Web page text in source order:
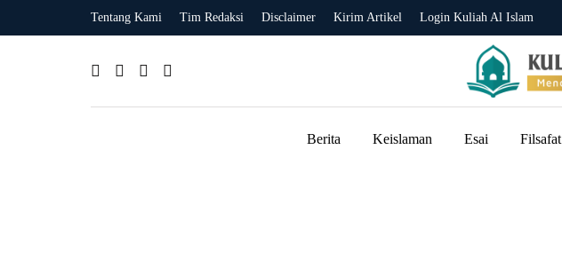
Tentang Kami Tim Redaksi Disclaimer Kirim Artikel Login Kuliah Al Islam
Berita Keislaman Esai Filsafat